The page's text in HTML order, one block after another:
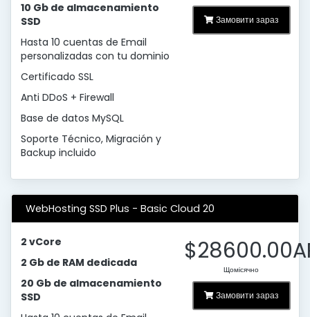
10 Gb de almacenamiento
SSD
Hasta 10 cuentas de Email
personalizadas con tu dominio
Certificado SSL
Anti DDoS + Firewall
Base de datos MySQL
Soporte Técnico, Migración y
Backup incluido
Замовити зараз
WebHosting SSD Plus - Basic Cloud 20
2 vCore
2 Gb de RAM dedicada
20 Gb de almacenamiento
SSD
Щомісячно
Замовити зараз